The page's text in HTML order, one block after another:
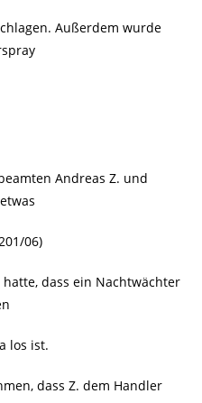
Außerdem wurde
Andreas Z. und
06)
dass ein Nachtwächter
los ist.
dass Z. dem Handler